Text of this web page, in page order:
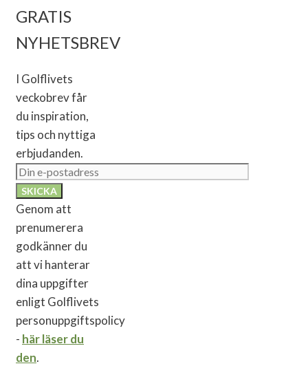
GRATIS
NYHETSBREV
I Golflivets
veckobrev får
du inspiration,
tips och nyttiga
erbjudanden.
Genom att
prenumerera
godkänner du
att vi hanterar
dina uppgifter
enligt Golflivets
personuppgiftspolicy
- här läser du
den.